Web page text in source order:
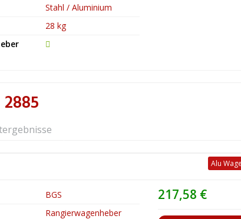
Stahl / Aluminium
28 kg
Alu
217,58 €
BGS
Rangierwagenheber